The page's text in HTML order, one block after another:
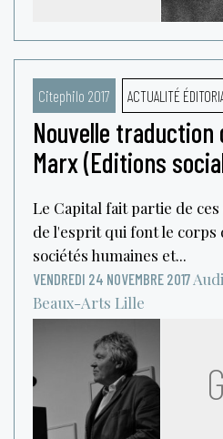
Citephilo 2017 ACTUALITÉ
Nouvelle traduction
Marx (Editions
Le Capital fait partie de
de l'esprit qui font le corps
sociétés humaines et...
VENDREDI 24 NOVEMBRE 2017
Beaux-Arts Lille